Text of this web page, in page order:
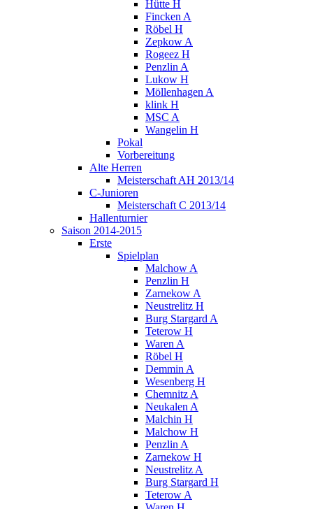
Hütte H
Fincken A
Röbel H
Zepkow A
Rogeez H
Penzlin A
Lukow H
Möllenhagen A
klink H
MSC A
Wangelin H
Pokal
Vorbereitung
Alte Herren
Meisterschaft AH 2013/14
C-Junioren
Meisterschaft C 2013/14
Hallenturnier
Saison 2014-2015
Erste
Spielplan
Malchow A
Penzlin H
Zarnekow A
Neustrelitz H
Burg Stargard A
Teterow H
Waren A
Röbel H
Demmin A
Wesenberg H
Chemnitz A
Neukalen A
Malchin H
Malchow H
Penzlin A
Zarnekow H
Neustrelitz A
Burg Stargard H
Teterow A